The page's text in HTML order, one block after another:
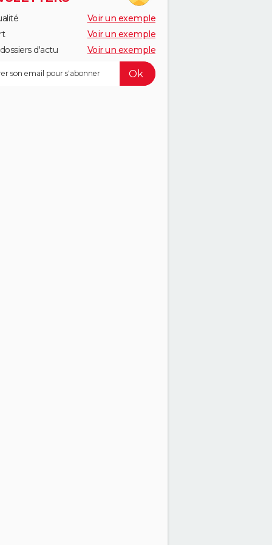
Voir un exemple
Voir un exemple
d'actu
Voir un exemple